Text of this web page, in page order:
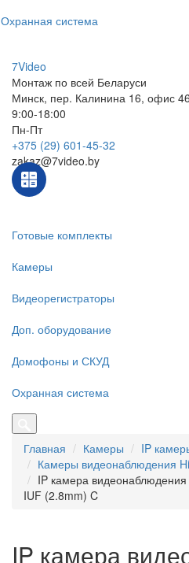
Охранная система
7Video
Монтаж по всей Беларуси
Минск, пер. Калинина 16, офис
9:00-18:00
Пн-Пт
+375 (29) 601-45-32
zakaz@7video.by
Готовые комплекты
Камеры
Видеорегистраторы
Доп. оборудование
Домофоны и СКУД
Охранная система
Главная Камеры
IP
Камеры видеонаблюдения
IP камера
IUF (2.8mm) C
IP камера